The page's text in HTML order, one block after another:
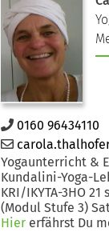
0160 96434110
Yogaunterricht &
Kundalini-Yoga-
KRI/IKYTA-3HO
(Modul Stufe 3)
Hier erfährst Du